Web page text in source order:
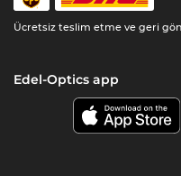
Ücretsiz teslim etme ve geri
Edel-Optics app